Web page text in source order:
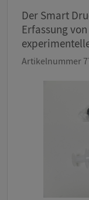
Der Smart
Erfassung
Artikelnummer